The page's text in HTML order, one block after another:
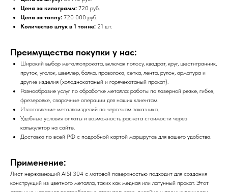
Цена за килограмм: 720 руб.
Цена за тонну: 720 000 руб.
Количество штук в 1 тонне: 21 шт.
Преимущества покупки у нас:
Широкий выбор металлопроката, включая полосу, квадрат, круг, шестигранник,
пруток, уголок, швеллер, балка, проволока, сетка, лента, рулон, арматура и
другие изделия (холоднокатаный и горячекатаный прокат).
Разнообразие услуг по обработке металла: работы по лазерной резке, гибке,
фрезеровке, сварочные операции для наших клиентам.
Изготовление металлоизделий по чертежам заказчика.
Удобные условия оплаты и возможность расчета стоимости через
калькулятор на сайте.
Доставка по всей РФ с подробной картой маршрутов для вашего удобства.
Применение:
Лист нержавеющий AISI 304 с матовой поверхностью подходит для создания
конструкций из цветного металла, таких как медная или латунный прокат. Этот